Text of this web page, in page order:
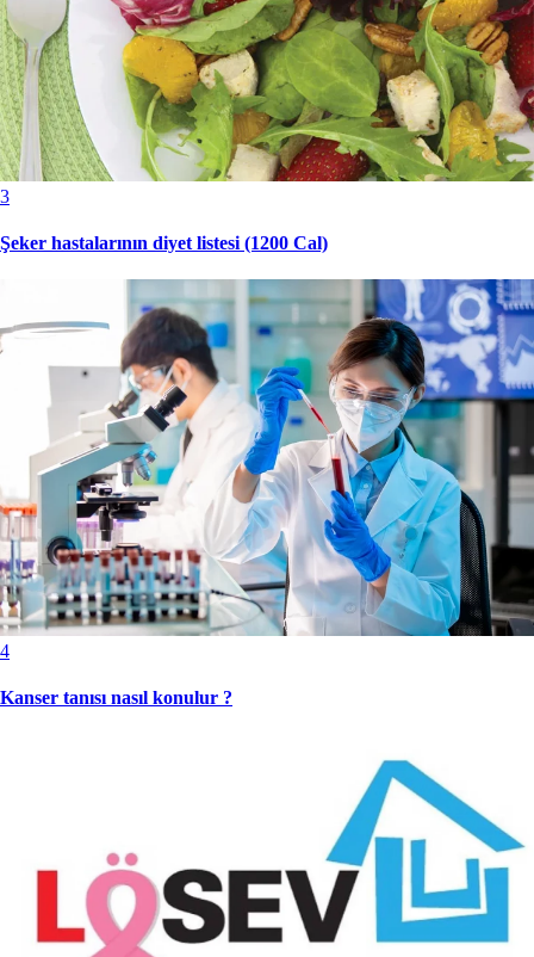
3
Şeker hastalarının diyet listesi (1200 Cal)
4
Kanser tanısı nasıl konulur ?